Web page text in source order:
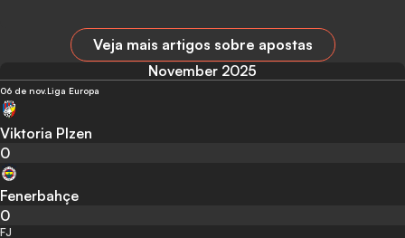
Veja mais artigos sobre apostas
November 2025
06 de nov.Liga Europa
Viktoria Plzen
0
Fenerbahçe
0
FJ